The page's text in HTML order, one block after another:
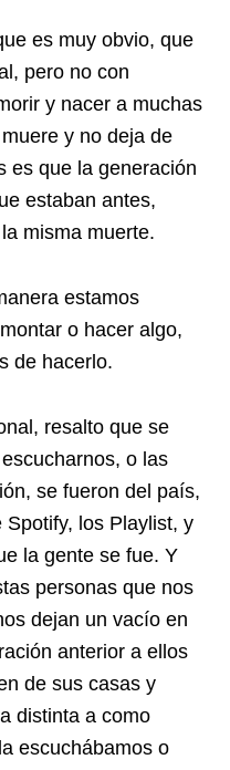
es muy obvio, que
pero no con
y nacer a muchas
y no deja de
es que la generación
estaban antes,
misma muerte.
estamos
o hacer algo,
de hacerlo.
resalto que se
o las
se fueron del país,
Spotify, los Playlist, y
la gente se fue. Y
personas que nos
dejan un vacío en
anterior a ellos
de sus casas y
distinta a como
escuchábamos o